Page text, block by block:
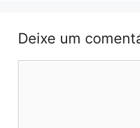
Deixe um